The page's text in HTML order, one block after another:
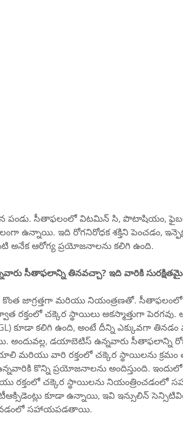
పండు. సీతాఫలంలో విటమిన్ సి, పొటాషియం,
ఉన్నాయి. ఇది రోగనిరోధక శక్తిని పెంచడం,
వంటి అనేక ఆరోగ్య ప్రయోజనాలను కలిగి ఉంది.
సీతాఫలాన్ని తినవచ్చా? ఇది వారికి
జాగ్రత్తగా మరియు నియంత్రణతో. సీతాఫలంలో
రక్తంలో చక్కెర స్థాయిలు అకస్మాత్తుగా
కూడా కలిగి ఉంది, అంటే దీన్ని ఎక్కువగా తినడం
డయాబెటిస్ ఉన్నవారు సీతాఫలాన్ని
చేయాలి మరియు వారి రక్తంలో చక్కెర స్థాయిలను
కొన్ని ప్రయోజనాలను అందిస్తుంది. ఇందులో
రక్తంలో చక్కెర స్థాయిలను నియంత్రించడంలో
కూడా ఉన్నాయి, ఇవి ఇన్సులిన్
సహాయపడతాయి.